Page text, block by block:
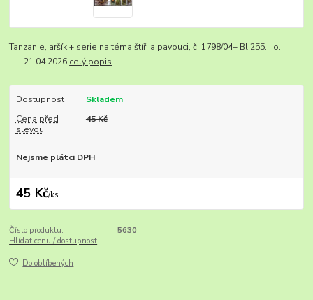
Tanzanie, aršík + serie na téma štíři a pavouci, č. 1798/04+ Bl.255., o.
21.04.2026 celý popis
Dostupnost
Skladem
Cena před
slevou
45 Kč
Nejsme plátci DPH
45 Kč/ks
Číslo produktu:
5630
Hlídat cenu / dostupnost
Do oblíbených